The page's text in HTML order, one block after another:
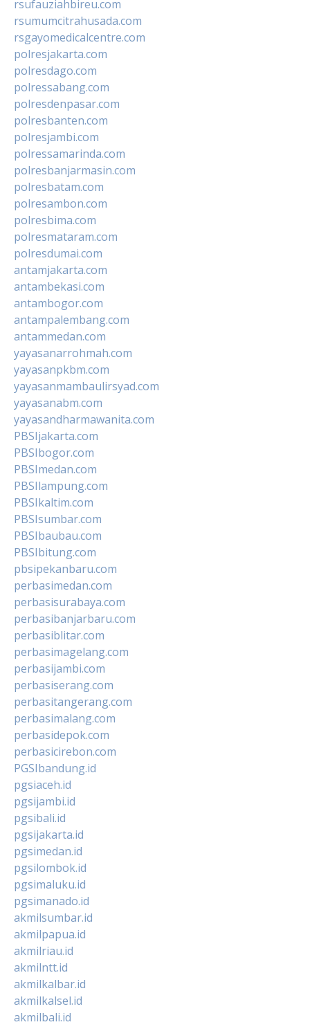
rsufauziahbireu.com
rsumumcitrahusada.com
rsgayomedicalcentre.com
polresjakarta.com
polresdago.com
polressabang.com
polresdenpasar.com
polresbanten.com
polresjambi.com
polressamarinda.com
polresbanjarmasin.com
polresbatam.com
polresambon.com
polresbima.com
polresmataram.com
polresdumai.com
antamjakarta.com
antambekasi.com
antambogor.com
antampalembang.com
antammedan.com
yayasanarrohmah.com
yayasanpkbm.com
yayasanmambaulirsyad.com
yayasanabm.com
yayasandharmawanita.com
PBSIjakarta.com
PBSIbogor.com
PBSImedan.com
PBSIlampung.com
PBSIkaltim.com
PBSIsumbar.com
PBSIbaubau.com
PBSIbitung.com
pbsipekanbaru.com
perbasimedan.com
perbasisurabaya.com
perbasibanjarbaru.com
perbasiblitar.com
perbasimagelang.com
perbasijambi.com
perbasiserang.com
perbasitangerang.com
perbasimalang.com
perbasidepok.com
perbasicirebon.com
PGSIbandung.id
pgsiaceh.id
pgsijambi.id
pgsibali.id
pgsijakarta.id
pgsimedan.id
pgsilombok.id
pgsimaluku.id
pgsimanado.id
akmilsumbar.id
akmilpapua.id
akmilriau.id
akmilntt.id
akmilkalbar.id
akmilkalsel.id
akmilbali.id